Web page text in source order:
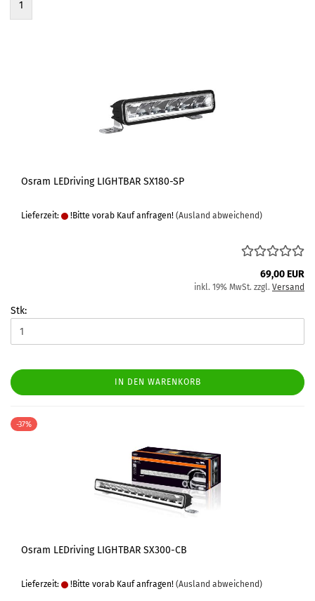
1
Osram LEDriving LIGHTBAR SX180-SP
Lieferzeit: !Bitte vorab Kauf anfragen! (Ausland abweichend)
69,00 EUR
inkl. 19% MwSt. zzgl. Versand
Stk:
IN DEN WARENKORB
-37%
Osram LEDriving LIGHTBAR SX300-CB
Lieferzeit: !Bitte vorab Kauf anfragen! (Ausland abweichend)